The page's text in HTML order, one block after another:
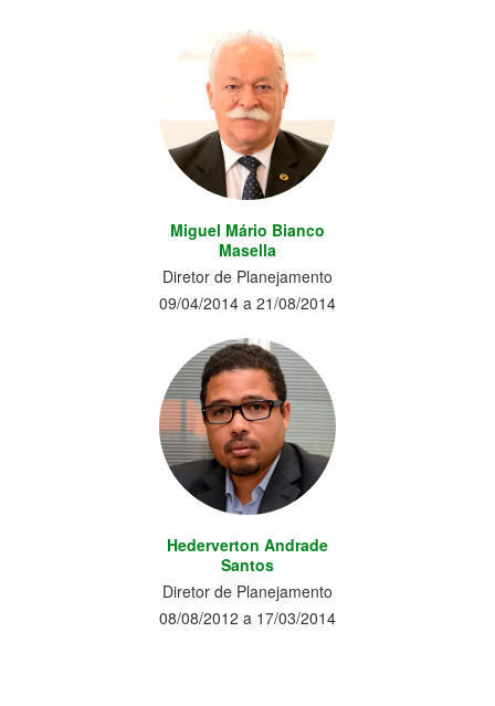
Miguel Mário Bianco
Masella
Diretor de Planejamento
09/04/2014 a 21/08/2014
Hederverton Andrade
Santos
Diretor de Planejamento
08/08/2012 a 17/03/2014